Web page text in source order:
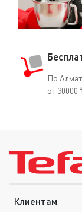
По
от 30000
Клиентам